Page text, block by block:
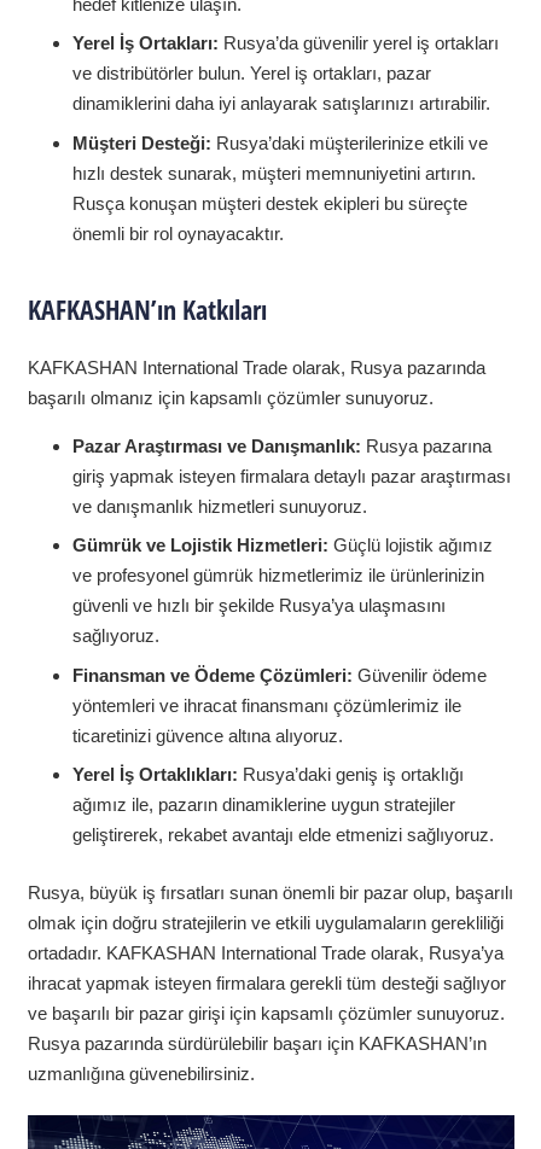
hedef kitlenize ulaşın.
Yerel İş Ortakları: Rusya’da güvenilir yerel iş ortakları
ve distribütörler bulun. Yerel iş ortakları, pazar
dinamiklerini daha iyi anlayarak satışlarınızı artırabilir.
Müşteri Desteği: Rusya’daki müşterilerinize etkili ve
hızlı destek sunarak, müşteri memnuniyetini artırın.
Rusça konuşan müşteri destek ekipleri bu süreçte
önemli bir rol oynayacaktır.
KAFKASHAN’ın Katkıları
KAFKASHAN International Trade olarak, Rusya pazarında
başarılı olmanız için kapsamlı çözümler sunuyoruz.
Pazar Araştırması ve Danışmanlık: Rusya pazarına
giriş yapmak isteyen firmalara detaylı pazar araştırması
ve danışmanlık hizmetleri sunuyoruz.
Gümrük ve Lojistik Hizmetleri: Güçlü lojistik ağımız
ve profesyonel gümrük hizmetlerimiz ile ürünlerinizin
güvenli ve hızlı bir şekilde Rusya’ya ulaşmasını
sağlıyoruz.
Finansman ve Ödeme Çözümleri: Güvenilir ödeme
yöntemleri ve ihracat finansmanı çözümlerimiz ile
ticaretinizi güvence altına alıyoruz.
Yerel İş Ortaklıkları: Rusya’daki geniş iş ortaklığı
ağımız ile, pazarın dinamiklerine uygun stratejiler
geliştirerek, rekabet avantajı elde etmenizi sağlıyoruz.
Rusya, büyük iş fırsatları sunan önemli bir pazar olup, başarılı
olmak için doğru stratejilerin ve etkili uygulamaların gerekliliği
ortadadır. KAFKASHAN International Trade olarak, Rusya’ya
ihracat yapmak isteyen firmalara gerekli tüm desteği sağlıyor
ve başarılı bir pazar girişi için kapsamlı çözümler sunuyoruz.
Rusya pazarında sürdürülebilir başarı için KAFKASHAN’ın
uzmanlığına güvenebilirsiniz.